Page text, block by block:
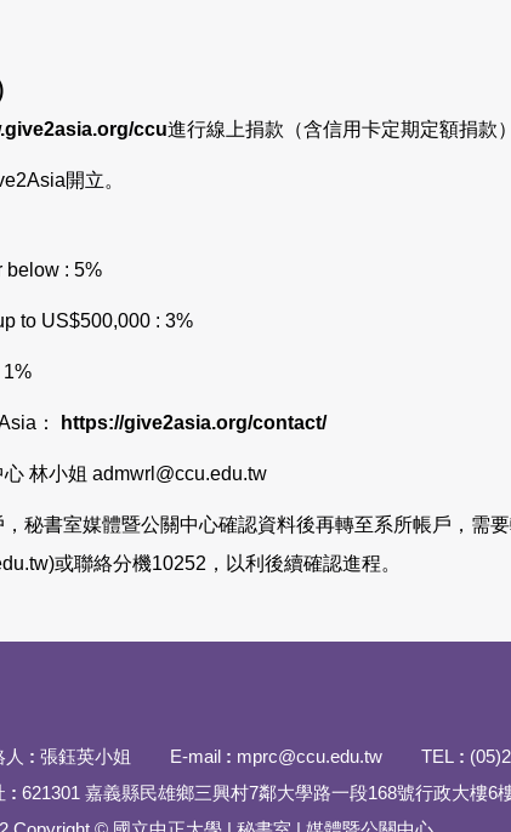
ccu進行線上捐款（含信用卡定期定額捐款）
開立。
below : 5%
to US$500,000 : 3%
1%
： https://give2asia.org/contact/
林小姐 admwrl@ccu.edu.tw
秘書室媒體暨公關中心確認資料後再轉至系所帳戶，需
或聯絡分機10252，以利後續確認進程。
人 : 張鈺英小姐 E-mail : mprc@ccu.edu.tw TEL :
: 621301 嘉義縣民雄鄉三興村7鄰大學路一段168號行政大樓6